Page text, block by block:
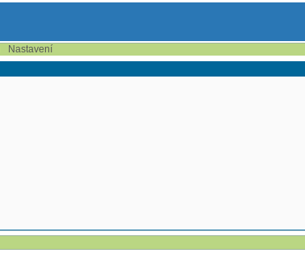
Nastavení